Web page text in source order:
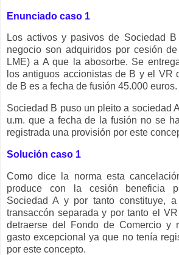
Enunciado caso 1
Los activos y pasivos de Sociedad
negocio son adquiridos por cesión
LME) a A que la abosorbe. Se
los antiguos accionistas de B y el VR
de B es a fecha de fusión 45.000 euros.
Sociedad B puso un pleito a sociedad
u.m. que a fecha de la fusión no se
registrada una provisión por este
Solución caso 1
Como dice la norma esta
produce con la cesión beneficia
Sociedad A y por tanto constituye,
transaccón separada y por tanto el
detraerse del Fondo de Comercio y
gasto excepcional ya que no tenía
por este concepto.